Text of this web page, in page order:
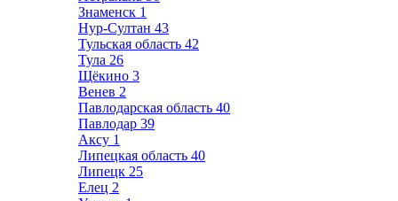
Знаменск 1
Нур-Султан 43
Тульская область 42
Тула 26
Щёкино 3
Венев 2
Павлодарская область 40
Павлодар 39
Аксу 1
Липецкая область 40
Липецк 25
Елец 2